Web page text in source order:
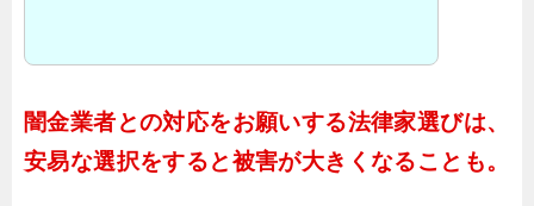
闇金業者との対応をお願いする法律家選びは、
安易な選択をすると被害が大きくなることも。